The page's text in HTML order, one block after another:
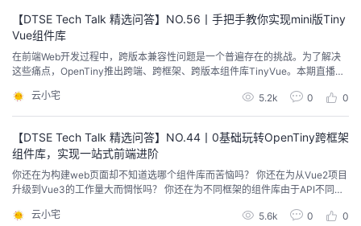
【DTSE Tech Talk 精选问答】NO.56丨手把手教你实现mini版Tiny
Vue组件库
在前端Web开发过程中，跨版本兼容性问题是一个普遍存在的挑战。为了解决
这些痛点，OpenTiny推出跨端、跨框架、跨版本组件库TinyVue。本期直播聚
共同深入解读Vue2/Vue3不同版本间的差异。这对于提升用户体验，减低维护
成本，提升开发者技术洞察有重要意义。
云小宅 5.2k 0 0
【DTSE Tech Talk 精选问答】NO.44丨0基础玩转OpenTiny跨框架
组件库，实现一站式前端进阶
你还在为构建web页面却不知道选哪个组件库而苦恼吗？ 你还在为从Vue2项目
升级到Vue3的工作量大而惆怅吗？ 你还在为不同框架的组件库由于API不同，
的TinyVue组件库，其中包含了无渲染Renderless设计理念的实现方式，以及
云小宅 5.6k 0 0